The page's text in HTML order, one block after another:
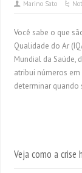
Marino Sato
Você sabe o que
Qualidade do Ar
Mundial da Saúde,
atribui números
determinar
Veja como a crise